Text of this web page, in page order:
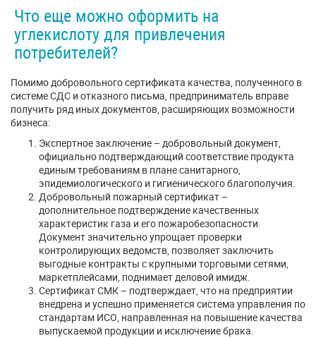
Что еще можно оформить на
углекислоту для привлечения
потребителей?
Помимо добровольного сертификата качества, полученного в
системе СДС и отказного письма, предприниматель вправе
получить ряд иных документов, расширяющих возможности
бизнеса:
Экспертное заключение – добровольный документ,
официально подтверждающий соответствие продукта
единым требованиям в плане санитарного,
эпидемиологического и гигиенического благополучия.
Добровольный пожарный сертификат –
дополнительное подтверждение качественных
характеристик газа и его пожаробезопасности.
Документ значительно упрощает проверки
контролирующих ведомств, позволяет заключить
выгодные контракты с крупными торговыми сетями,
маркетплейсами, поднимает деловой имидж.
Сертификат СМК – подтверждает, что на предприятии
внедрена и успешно применяется система управления по
стандартам ИСО, направленная на повышение качества
выпускаемой продукции и исключение брака.